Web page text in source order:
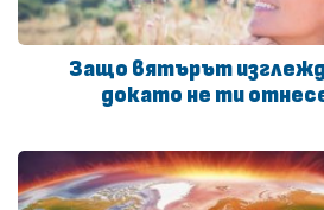
Защо вятърът
докато не ти